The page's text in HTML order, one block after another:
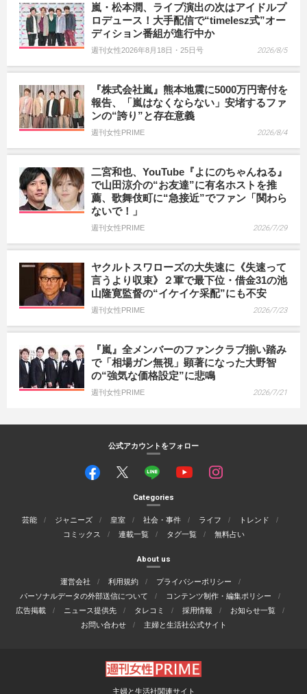
嵐・松本潤、ライブ演出の次はアイドルプ
ロデュース！大手配信で“timelesz式”オー
ディション番組が進行中か
週刊女性2026年8月18日・25日号 2026/8/5
『株式会社嵐』熊本地震に5000万円寄付を
報告、「嵐はなくならない」安堵するファ
ンの“誇り”と存在意義
週刊女性PRIME 2026/8/4
二宮和也、YouTube『よにのちゃんねる』
で山田涼介の“お友達”に有名ホストを推
薦、歌舞伎町に“急接近”でファン「関わら
ないで！」
週刊女性PRIME 2026/7/29
ヤクルトスワローズの大失速に《失速って
言うより収束》２軍で最下位・借金31の池
山隆寛監督の“イケイケ采配”にも不安
週刊女性PRIME 2026/7/23
『嵐』全メンバーのファンクラブ揃い踏み
で「相場ガン無視」顕著になった大野智
の“強気な価格設定”に悲鳴
週刊女性PRIME 2026/7/21
公式アカウントをフォロー
Categories
芸能 ジャニーズ 皇室 社会・事件 ライフ
トレンド
コミックス
連載一覧 タグ一覧 無料占い
About us
運営会社 利用規約
プライバシーポリシー
パーソナルデータの外部送信について
コンテンツ制作・編集ポリシー
広告掲載
ニュース提供先 タレコミ 採用情報
お知らせ一覧
お問い合わせ
主婦と生活社公式サイト
主婦と生活社関連サイト